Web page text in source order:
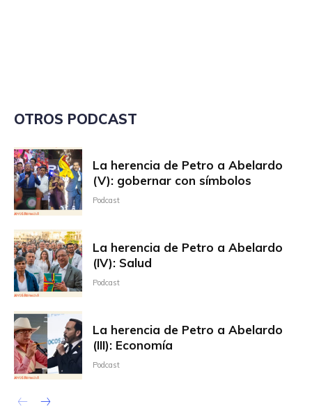
OTROS PODCAST
La herencia de Petro a Abelardo
(V): gobernar con símbolos
Podcast
La herencia de Petro a Abelardo
(IV): Salud
Podcast
La herencia de Petro a Abelardo
(III): Economía
Podcast